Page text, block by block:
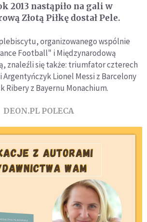
2013 nastąpiło na gali w
Złotą Piłkę dostał Pele.
organizowanego wspólnie
Football" i Międzynarodową
znaleźli się także: triumfator czterech
Lionel Messi z Barcelony
Ribery z Bayernu Monachium.
DEON.PL POLECA